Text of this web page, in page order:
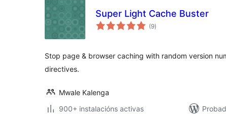
Super Light Cache Buster
(9valoracións
totais
)
Stop page & browser caching with random version
directives.
Mwale Kalenga
900+ instalacións activas